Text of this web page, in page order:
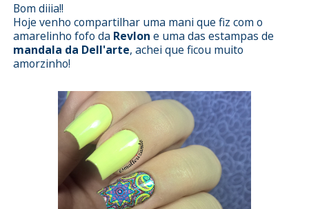
Bom diiia!!
Hoje venho compartilhar uma mani que fiz com o
amarelinho fofo da Revlon e uma das estampas de
mandala da Dell'arte, achei que ficou muito
amorzinho!